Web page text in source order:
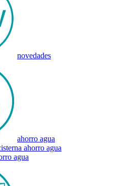
novedades
ahorro agua
ahorro agua
agua